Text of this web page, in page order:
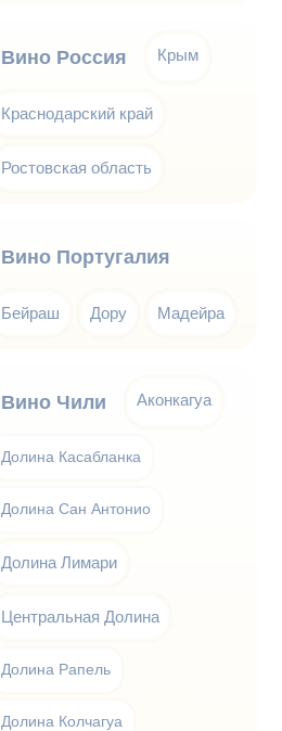
Вино Россия Крым
Краснодарский край
Ростовская область
Вино Португалия
Бейраш Дору Мадейра
Вино Чили Аконкагуа
Долина Касабланка
Долина Сан Антонио
Долина Лимари
Центральная Долина
Долина Рапель
Долина Колчагуа